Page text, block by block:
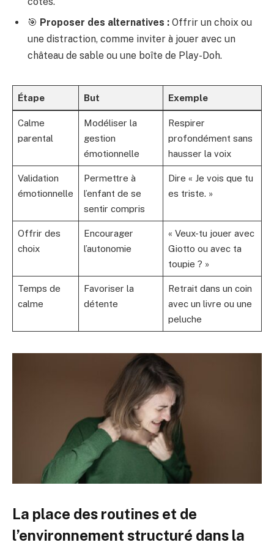
🎯 Proposer des alternatives : Offrir un choix ou
une distraction, comme inviter à jouer avec un
château de sable ou une boîte de Play-Doh.
Étape But Exemple
Calme
parental
Modéliser la
gestion
émotionnelle
Respirer
profondément sans
hausser la voix
Validation
émotionnelle
Permettre à
l’enfant de se
sentir compris
Dire « Je vois que tu
es triste. »
Offrir des
choix
Encourager
l’autonomie
« Veux-tu jouer avec
Giotto ou avec ta
toupie ? »
Temps de
calme
Favoriser la
détente
Retrait dans un coin
avec un livre ou une
peluche
La place des routines et de
l’environnement structuré dans la